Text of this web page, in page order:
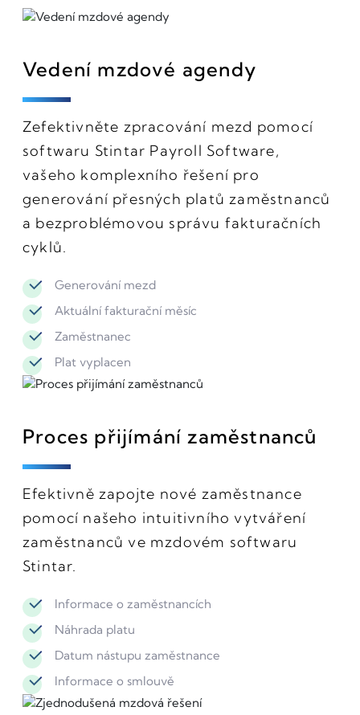
Vedení mzdové agendy
Zefektivněte zpracování mezd pomocí
softwaru Stintar Payroll Software,
vašeho komplexního řešení pro
generování přesných platů zaměstnanců
a bezproblémovou správu fakturačních
cyklů.
Generování mezd
Aktuální fakturační měsíc
Zaměstnanec
Plat vyplacen
Proces přijímání zaměstnanců
Efektivně zapojte nové zaměstnance
pomocí našeho intuitivního vytváření
zaměstnanců ve mzdovém softwaru
Stintar.
Informace o zaměstnancích
Náhrada platu
Datum nástupu zaměstnance
Informace o smlouvě